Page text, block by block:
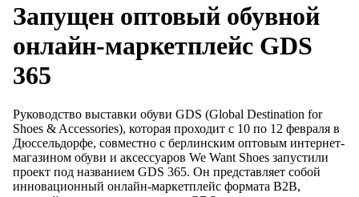
Запущен оптовый обувной
онлайн-маркетплейс GDS
365
Руководство выставки обуви GDS (Global Destination for
Shoes & Accessories), которая проходит с 10 по 12 февраля в
Дюссельдорфе, совместно с берлинским оптовым интернет-
магазином обуви и аксессуаров We Want Shoes запустили
проект под названием GDS 365. Он представляет собой
инновационный онлайн-маркетплейс формата B2B,